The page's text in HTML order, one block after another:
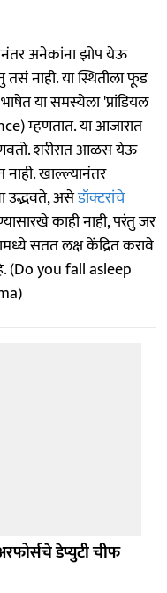
अनेकांना झोप येऊ
तसं नाही. या स्थितीला फूड
या समस्येला 'प्रांडियल
म्हणतात. या आजारात
शरीरात आळस येऊ
खाल्ल्यानंतर
उद्भवते, असेडॉक्टरांचे
काही नाही, परंतु जर
सतत लक्ष केंद्रित करावे
(Do you fall asleep
डेप्युटी चीफ